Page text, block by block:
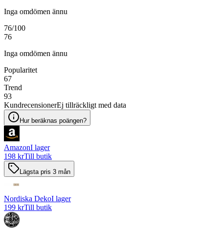
Inga omdömen ännu
76/100
76
Inga omdömen ännu
Popularitet
67
Trend
93
KundrecensionerEj tillräckligt med data
Hur beräknas poängen?
AmazonI lager
198 krTill butik
Lägsta pris 3 mån
Nordiska DekoI lager
199 krTill butik